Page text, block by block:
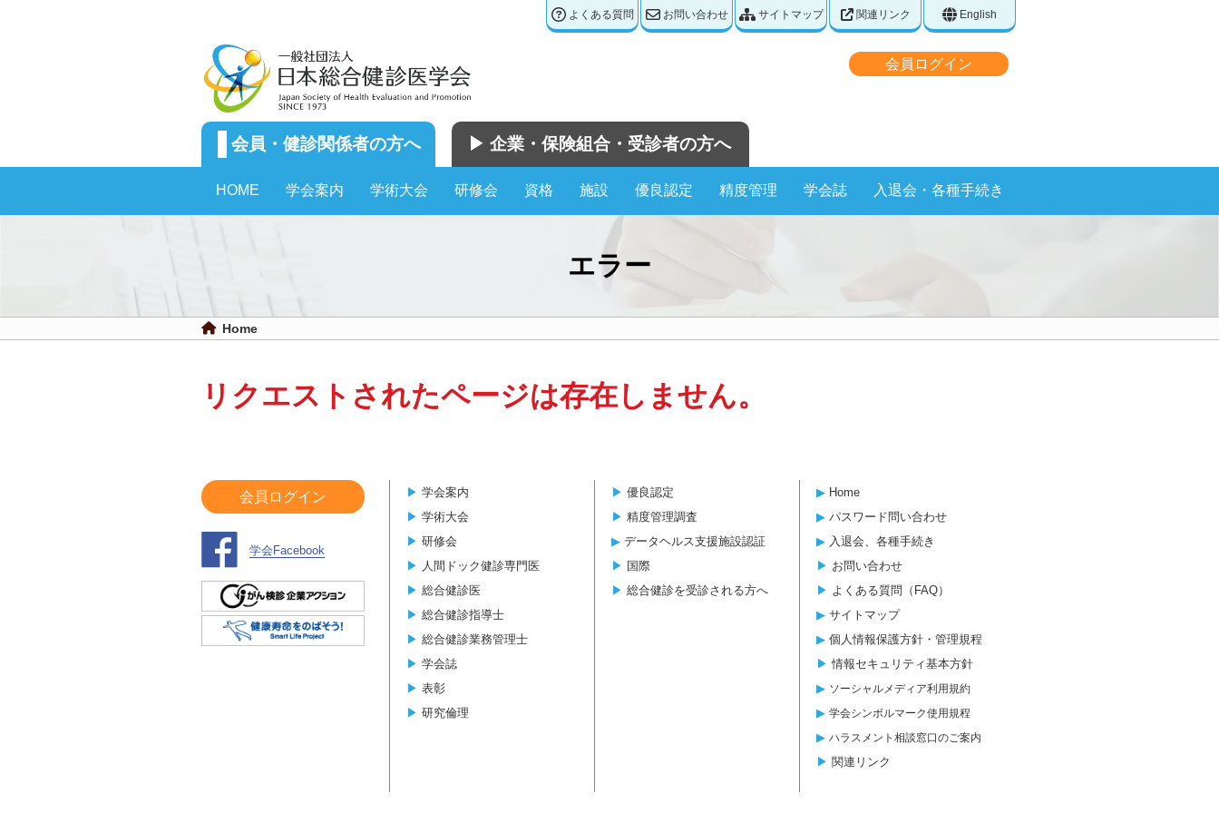
よくある質問 お問い合わせ サイトマップ 関連リンク English
会員ログイン
会員・健診関係者の方へ ▶︎ 企業・保険組合・受診者の方へ
HOME 学会案内 学術大会 研修会 資格 施設 優良認定 精度管理 学会誌 入退会・各種手続き
エラー
Home
リクエストされたページは存在しません。
会員ログイン
学会Facebook
▶︎ 学会案内
▶︎ 学術大会
▶︎ 研修会
▶︎ 人間ドック健診専門医
▶︎ 総合健診医
▶︎ 総合健診指導士
▶︎ 総合健診業務管理士
▶︎ 学会誌
▶︎ 表彰
▶︎ 研究倫理
▶︎ 優良認定
▶︎ 精度管理調査
▶︎ データヘルス支援施設認証
▶︎ 国際
▶︎ 総合健診を受診される方へ
▶︎ Home
▶︎ パスワード問い合わせ
▶︎ 入退会、各種手続き
▶︎ お問い合わせ
▶︎ よくある質問（FAQ）
▶︎ サイトマップ
▶︎ 個人情報保護方針・管理規程
▶︎ 情報セキュリティ基本方針
▶︎ ソーシャルメディア利用規約
▶︎ 学会シンボルマーク使用規程
▶︎ ハラスメント相談窓口のご案内
▶︎ 関連リンク